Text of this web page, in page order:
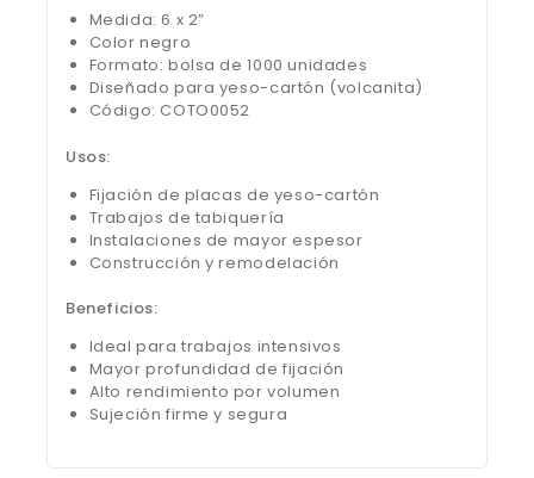
Medida: 6 x 2”
Color negro
Formato: bolsa de 1000 unidades
Diseñado para yeso-cartón (volcanita)
Código: COTO0052
Usos:
Fijación de placas de yeso-cartón
Trabajos de tabiquería
Instalaciones de mayor espesor
Construcción y remodelación
Beneficios:
Ideal para trabajos intensivos
Mayor profundidad de fijación
Alto rendimiento por volumen
Sujeción firme y segura